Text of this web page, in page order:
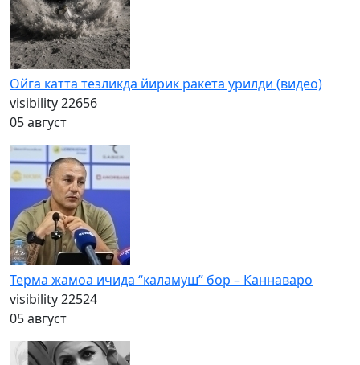
Ойга катта тезликда йирик ракета урилди (видео)
visibility22656
05 август
Терма жамоа ичида “каламуш” бор – Каннаваро
visibility22524
05 август